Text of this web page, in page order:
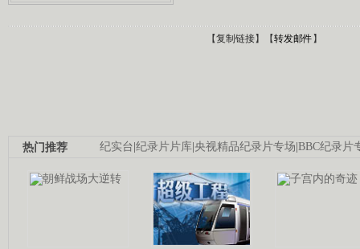
【复制链接】【转发邮件】
纪实台|纪录片片库|央视精品纪录片专场|BBC纪录片
热门推荐